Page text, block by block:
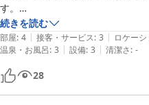
す。
駐車場が少し離れているため、車
丈夫でした。
続きを読む
部屋: 4 | 接客・サービス: 3 | ロケーシ
温泉・お風呂: 3 | 設備: 3 | 清潔さ: -
28